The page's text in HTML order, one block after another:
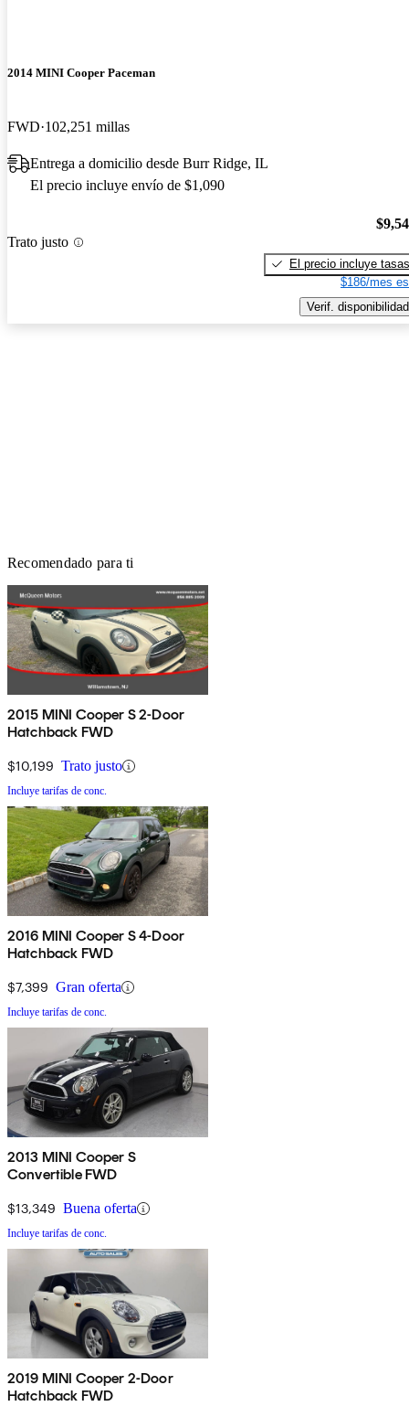
2014 MINI Cooper Paceman
FWD 102,251 millas
Entrega a domicilio desde Burr Ridge, IL
El precio incluye envío de $1,090
Trato justo
El precio incluye tasas
$186/mes
Verif. disponibilidad
Recomendado para ti
2015 MINI Cooper S 2-Door
Hatchback FWD
$10,199 Trato justo
Incluye tarifas de conc.
2016 MINI Cooper S 4-Door
Hatchback FWD
$7,399 Gran oferta
Incluye tarifas de conc.
2013 MINI Cooper S
Convertible FWD
$13,349 Buena oferta
Incluye tarifas de conc.
2019 MINI Cooper 2-Door
Hatchback FWD